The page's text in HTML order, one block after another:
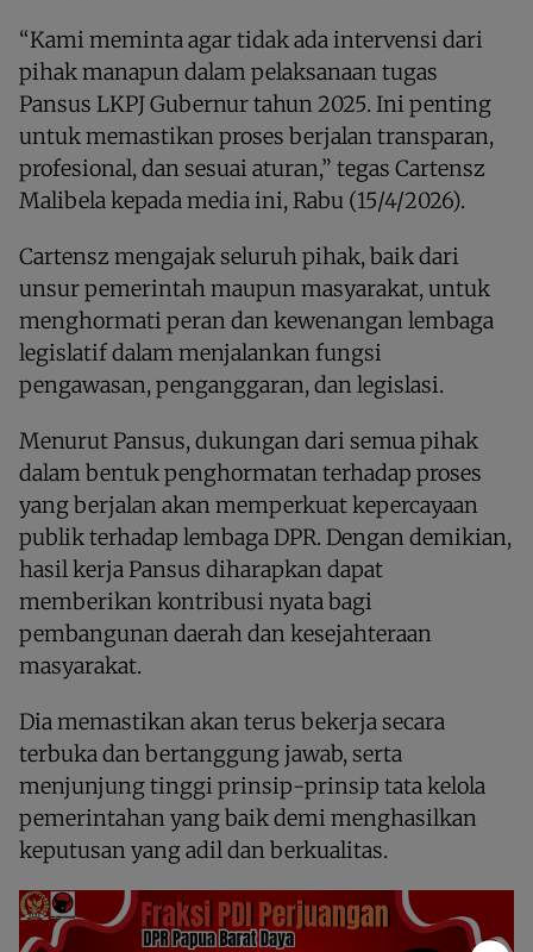
“Kami meminta agar tidak ada intervensi dari
pihak manapun dalam pelaksanaan tugas
Pansus LKPJ Gubernur tahun 2025. Ini penting
untuk memastikan proses berjalan transparan,
profesional, dan sesuai aturan,” tegas Cartensz
Malibela kepada media ini, Rabu (15/4/2026).
Cartensz mengajak seluruh pihak, baik dari
unsur pemerintah maupun masyarakat, untuk
menghormati peran dan kewenangan lembaga
legislatif dalam menjalankan fungsi
pengawasan, penganggaran, dan legislasi.
Menurut Pansus, dukungan dari semua pihak
dalam bentuk penghormatan terhadap proses
yang berjalan akan memperkuat kepercayaan
publik terhadap lembaga DPR. Dengan demikian,
hasil kerja Pansus diharapkan dapat
memberikan kontribusi nyata bagi
pembangunan daerah dan kesejahteraan
masyarakat.
Dia memastikan akan terus bekerja secara
terbuka dan bertanggung jawab, serta
menjunjung tinggi prinsip-prinsip tata kelola
pemerintahan yang baik demi menghasilkan
keputusan yang adil dan berkualitas.